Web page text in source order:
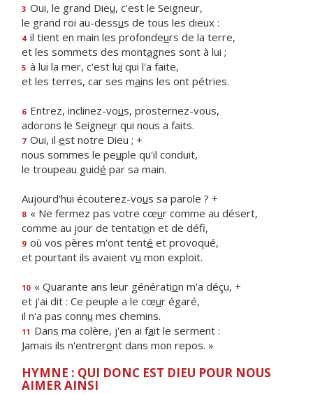
3 Oui, le grand Dieu, c'est le Seigneur,
le grand roi au-dessus de tous les dieux :
4 il tient en main les profondeurs de la terre,
et les sommets des montagnes sont à lui ;
5 à lui la mer, c'est lui qui l'a faite,
et les terres, car ses mains les ont pétries.
6 Entrez, inclinez-vous, prosternez-vous,
adorons le Seigneur qui nous a faits.
7 Oui, il est notre Dieu ; +
nous sommes le peuple qu'il conduit,
le troupeau guidé par sa main.
Aujourd'hui écouterez-vous sa parole ? +
8 « Ne fermez pas votre cœur comme au désert,
comme au jour de tentation et de défi,
9 où vos pères m'ont tenté et provoqué,
et pourtant ils avaient vu mon exploit.
10 « Quarante ans leur génération m'a déçu, +
et j'ai dit : Ce peuple a le cœur égaré,
il n'a pas connu mes chemins.
11 Dans ma colère, j'en ai fait le serment :
Jamais ils n'entreront dans mon repos. »
HYMNE : QUI DONC EST DIEU POUR NOUS
AIMER AINSI